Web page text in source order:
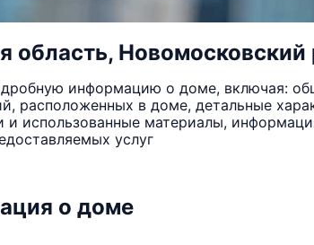
область,
информацию о доме, включая:
расположенных в доме, детальные
и использованные материалы,
услуг
о доме